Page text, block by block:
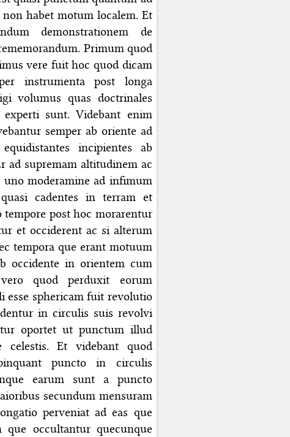
habet motum localem. Et
demonstrationem de
Primum quod
vere fuit hoc quod dicam
instrumenta post longa
volumus quas doctrinales
sunt. Videbant enim
semper ab oriente ad
incipientes ab
ad supremam altitudinem ac
uno moderamine ad infimum
cadentes in terram et
post hoc morarentur
et occiderent ac si alterum
tempora que erant motuum
occidente in orientem cum
quod perduxit eorum
esse sphericam fuit revolutio
in circulis suis revolvi
oportet ut punctum illud
Et videbant quod
puncto in circulis
earum sunt a puncto
secundum mensuram
perveniat ad eas que
occultantur quecunque